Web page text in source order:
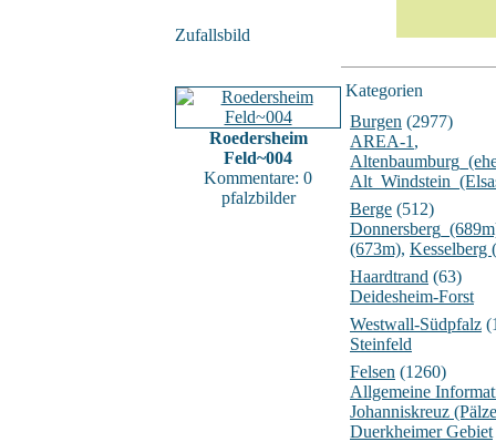
Zufallsbild
Roedersheim
Feld~004
Kommentare: 0
pfalzbilder
Kategorien
Burgen (2977)
AREA-1 ,
Berge (512)
(673m), Kesselberg
Haardtrand (63)
Deidesheim-Forst
Westwall-Südpfalz
Steinfeld
Felsen (1260)
Allgemeine
Johanniskreuz
Duerkheimer Gebiet